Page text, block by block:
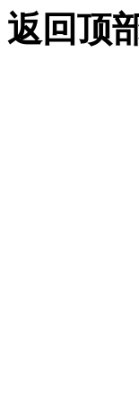
返回顶